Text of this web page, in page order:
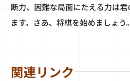
断力、困難な局面にたえる力は
ます。さあ、将棋を始めましょう
関連リンク